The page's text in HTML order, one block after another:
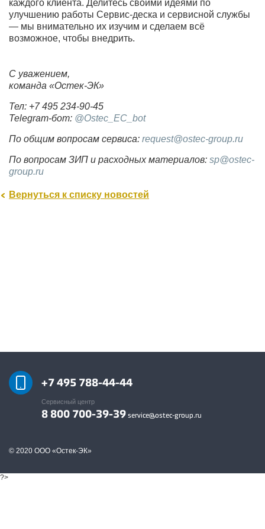
каждого клиента. Делитесь своими идеями по
улучшению работы Сервис-деска и сервисной службы
— мы внимательно их изучим и сделаем всё
возможное, чтобы внедрить.
С уважением,
команда «Остек-ЭК»
Тел: +7 495 234-90-45
Telegram-бот: @Ostec_EC_bot
По общим вопросам сервиса: request@ostec-group.ru
По вопросам ЗИП и расходных материалов: sp@ostec-
group.ru
Вернуться к списку новостей
+7 495 788-44-44
Сервисный центр
8 800 700-39-39 service@ostec-group.ru
© 2020 ООО «Остек-ЭК»
?>